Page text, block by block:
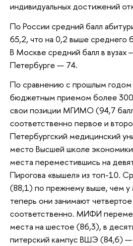
индивидуальных достижений
По России средний балл
65,2, что на 0,2 выше среднего
В Москве средний балл в вузах
Петербурге — 74.
По сравнению с прошлым годом
бюджетным приемом более 300
свои позиции МГИМО (94,7
соответственно первое и
Петербургский медицинский
место Высшей школе
места переместившись на
Пирогова «вышел» из топ-10.
(88,1) по прежнему выше, чем
теперь они занимают
соответственно. МИФИ
места на шестое (86,3), в
питерский кампус ВШЭ (84,6) —